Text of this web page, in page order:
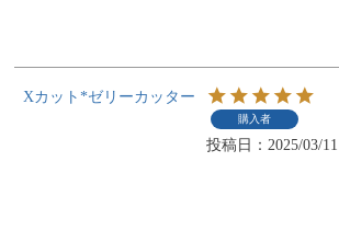
Xカット*ゼリーカッター
購入者
投稿日 2025/03/11